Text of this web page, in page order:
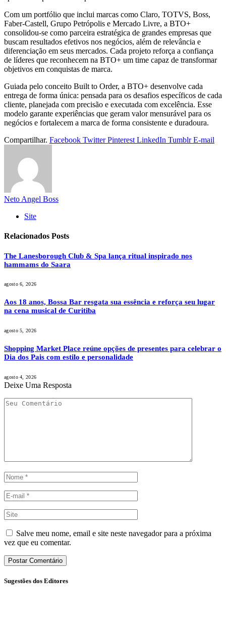
Com um portfólio que inclui marcas como Claro, TOTVS, Boss,
Faber-Castell, Grupo Petrópolis e Mercado Livre, a BTO+
consolidou-se como parceira estratégica de grandes empresas que
buscam resultados efetivos nos negócios, além de relevância e
diferenciação em seus mercados. Cada projeto reforça a confiança
de líderes que reconhecem na BTO+ um time capaz de transformar
objetivos em conquistas de marca.
Guiada pelo conceito Built to Order, a BTO+ desenvolve cada
entrega de forma única: pensada para os desafios específicos de cada
cliente, planejada com precisão e executada com excelência. Esse
modelo garante experiências que geram valor mensurável para os
negócios e fortalecem a marca de forma consistente e duradoura.
Compartilhar. Facebook Twitter Pinterest LinkedIn Tumblr E-mail
Neto Angel Boss
Site
Relacionados Posts
The Lanesborough Club & Spa lança ritual inspirado nos
hammams do Saara
agosto 6, 2026
Aos 18 anos, Bossa Bar resgata sua essência e reforça seu lugar
na cena musical de Curitiba
agosto 5, 2026
Shopping Market Place reúne opções de presentes para celebrar o
Dia dos Pais com estilo e personalidade
agosto 4, 2026
Deixe Uma Resposta
Salve meu nome, email e site neste navegador para a próxima
vez que eu comentar.
Sugestões dos Editores